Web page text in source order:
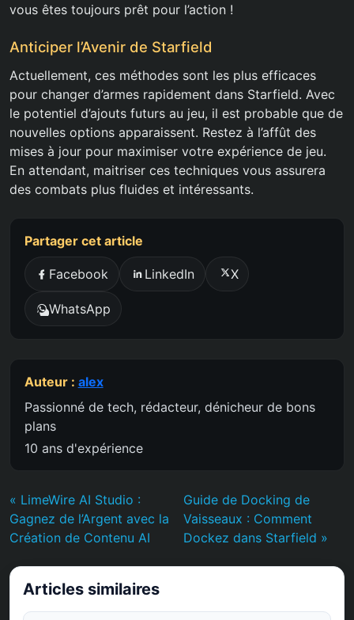
vous êtes toujours prêt pour l’action !
Anticiper l’Avenir de Starfield
Actuellement, ces méthodes sont les plus efficaces
pour changer d’armes rapidement dans Starfield. Avec
le potentiel d’ajouts futurs au jeu, il est probable que de
nouvelles options apparaissent. Restez à l’affût des
mises à jour pour maximiser votre expérience de jeu.
En attendant, maitriser ces techniques vous assurera
des combats plus fluides et intéressants.
Partager cet article
Facebook LinkedIn X
WhatsApp
Auteur : alex
Passionné de tech, rédacteur, dénicheur de bons
plans
10 ans d'expérience
« LimeWire AI Studio :
Gagnez de l’Argent avec la
Création de Contenu AI
Guide de Docking de
Vaisseaux : Comment
Dockez dans Starfield »
Articles similaires